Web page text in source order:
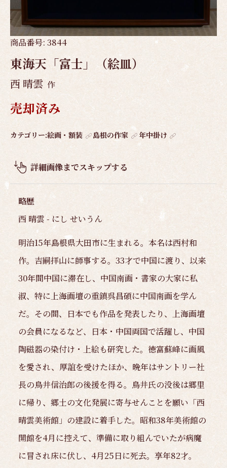
商品番号: 3844
東海天「富士」（絵皿）
西 晴雲 作
売却済み
作
概
要
カテゴリー:絵画・額装 島根の作家 年中掛け
詳細画像までスキップする
略歴
西 晴雲 - にし せいうん
明治15年島根県大田市に生まれる。本名は西村和
作。吉嗣拝山に師事する。33才で中国に渡り、以来
30年間中国に滞在し、中国南画・書家の大家に私
淑、特に上海画壇の重鎮呉昌碩に中国南画を学ん
だ。その間、日本でも作品を発表したり、上海画壇
の会員になるなど、日本・中国両国で活躍し、中国
陶磁器の染付け・上絵も研究した。徳富蘇峰に画風
を愛され、厚誼を受けたほか、晩年はサントリー社
長の鳥井信治郎の後援を得る。鳥井氏の没後は郷里
に帰り、郷土の文化発展に寄与せんことを願い「西
晴雲美術館」の建設に着手した。昭和38年美術館の
開館を4月に控えて、準備に取り組んでいたが病魔
に冒され床に伏し、4月25日に死去。享年82才。